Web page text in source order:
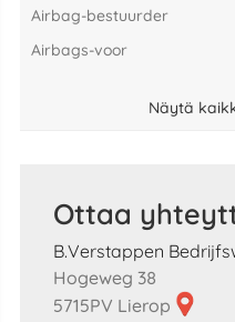
airbag-bestuurder
airbags-voor
Näytä
Ottaa
B.Verstappen
Hogeweg 38
5715PV Lierop